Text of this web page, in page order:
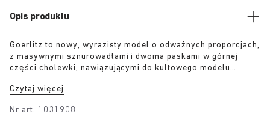
Opis produktu
Goerlitz to nowy, wyrazisty model o odważnych proporcjach,
z masywnymi sznurowadłami i dwoma paskami w górnej
części cholewki, nawiązującymi do kultowego modelu
resztą buta podkreśla jego charakter, a miękka skóra
faktury i nowoczesnego wyrafinowania.
Czytaj więcej
Nr art. 1031908